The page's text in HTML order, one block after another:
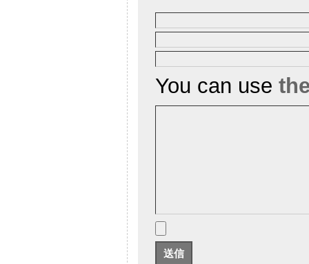
You can use